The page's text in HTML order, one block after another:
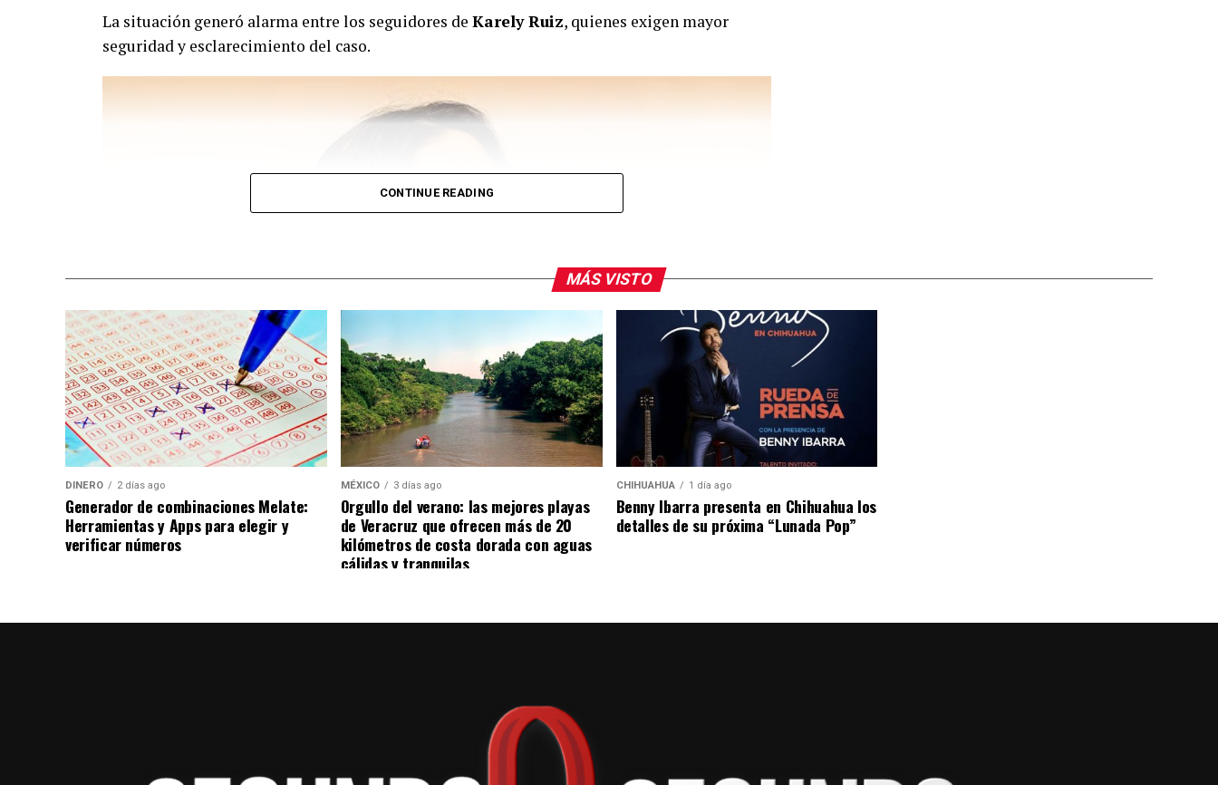
La situación generó alarma entre los seguidores de Karely Ruiz, quienes exigen mayor
seguridad y esclarecimiento del caso.
Karely Ruiz regresa con todo tras dar a luz. (Instagram)
¿Qué se sabe sobre el intento de secuestro a Karely?
Durante la mañana de este 29 de julio, reporteros deImagen Noticias
de la modelo de Only Fans ubicado en San Nicolás de los Garza para informar que
CONTINUE READING
MÁS VISTO
DINERO 2 días ago
Generador de combinaciones Melate:
Herramientas y Apps para elegir y
verificar números
MÉXICO 3 días ago
Orgullo del verano: las mejores playas
de Veracruz que ofrecen más de 20
kilómetros de costa dorada con aguas
cálidas y tranquilas
CHIHUAHUA 1 día ago
Benny Ibarra presenta en Chihuahua los
detalles de su próxima “Lunada Pop”